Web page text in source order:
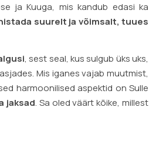
ja Kuuga, mis kandub edasi ka
suurelt ja võimsalt, tuues
, sest seal, kus sulgub üks uks,
Mis iganes vajab muutmist,
harmoonilised aspektid on Sulle
jaksad. Sa oled väärt kõike, millest